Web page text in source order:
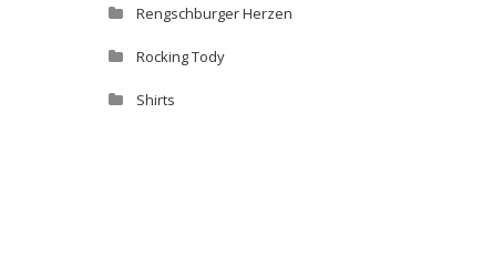
Rengschburger Herzen
Rocking Tody
Shirts